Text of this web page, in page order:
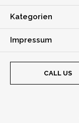
Kategorien
Impressum
CALL US